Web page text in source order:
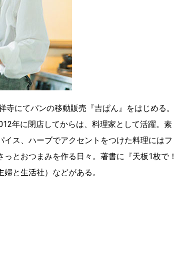
にてパンの移動販売『吉ぱん』をはじめる。
年に閉店してからは、料理家として活躍。素
ス、ハーブでアクセントをつけた料理にはフ
とおつまみを作る日々。著書に『天板1枚で！
と生活社）などがある。